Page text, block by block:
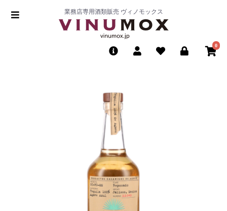
業務店専用酒類販売 ヴィノモックス
0